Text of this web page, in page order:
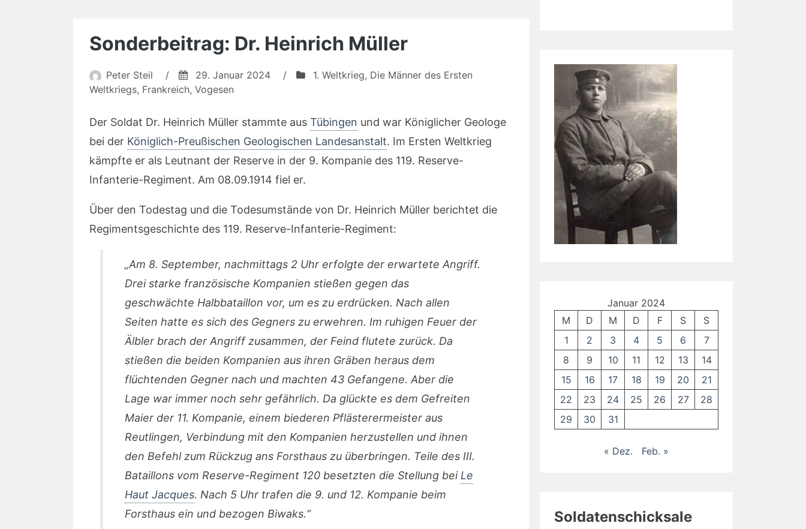
Sonderbeitrag: Dr. Heinrich Müller
Peter Steil / 29. Januar 2024 / 1. Weltkrieg, Die Männer des Ersten
Weltkriegs, Frankreich, Vogesen
Der Soldat Dr. Heinrich Müller stammte aus Tübingen und war Königlicher Geologe
bei der Königlich-Preußischen Geologischen Landesanstalt. Im Ersten Weltkrieg
kämpfte er als Leutnant der Reserve in der 9. Kompanie des 119. Reserve-
Infanterie-Regiment. Am 08.09.1914 fiel er.
Über den Todestag und die Todesumstände von Dr. Heinrich Müller berichtet die
Regimentsgeschichte des 119. Reserve-Infanterie-Regiment:
„Am 8. September, nachmittags 2 Uhr erfolgte der erwartete Angriff.
Drei starke französische Kompanien stießen gegen das
geschwächte Halbbataillon vor, um es zu erdrücken. Nach allen
Seiten hatte es sich des Gegners zu erwehren. Im ruhigen Feuer der
Älbler brach der Angriff zusammen, der Feind flutete zurück. Da
stießen die beiden Kompanien aus ihren Gräben heraus dem
flüchtenden Gegner nach und machten 43 Gefangene. Aber die
Lage war immer noch sehr gefährlich. Da glückte es dem Gefreiten
Maier der 11. Kompanie, einem biederen Pflästerermeister aus
Reutlingen, Verbindung mit den Kompanien herzustellen und ihnen
den Befehl zum Rückzug ans Forsthaus zu überbringen. Teile des III.
Bataillons vom Reserve-Regiment 120 besetzten die Stellung bei Le
Haut Jacques. Nach 5 Uhr trafen die 9. und 12. Kompanie beim
Forsthaus ein und bezogen Biwaks.“
Januar 2024
M
D M D F S
S
1
2 3 4 5 6
7
8
9 10 11 12 13
14
15
16 17 18 19 20
21
22
23 24 25 26 27
28
29
30 31
« Dez. Feb. »
Soldatenschicksale